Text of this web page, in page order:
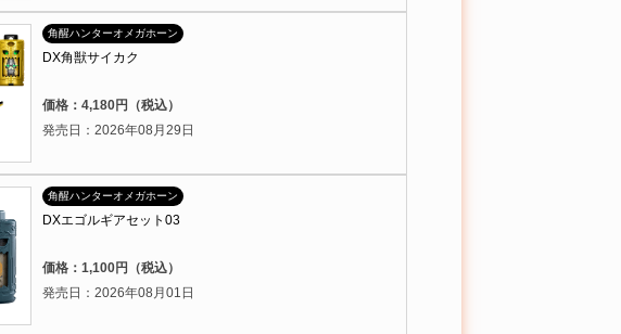
角醒ハンターオメガホーン
DX角獣サイカク
価格：4,180円（税込）
発売日：2026年08月29日
角醒ハンターオメガホーン
DXエゴルギアセット03
価格：1,100円（税込）
発売日：2026年08月01日